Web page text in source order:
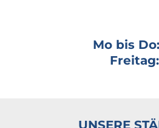
9,07-9,08 mm
***Schaftlänge:
Dünnschaft
Mo bis